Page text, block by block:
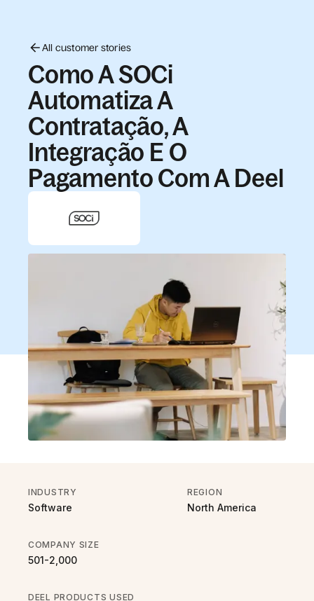
All customer stories
Como A SOCi
Automatiza A
Contratação, A
Integração E O
Pagamento Com A Deel
INDUSTRY
Software
REGION
North America
COMPANY SIZE
501-2,000
DEEL PRODUCTS USED